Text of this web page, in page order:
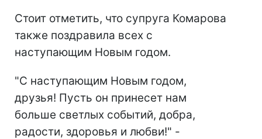
Стоит отметить, что супруга Комарова
также поздравила всех с
наступающим Новым годом.
"С наступающим Новым годом,
друзья! Пусть он принесет нам
больше светлых событий, добра,
радости, здоровья и любви!" -